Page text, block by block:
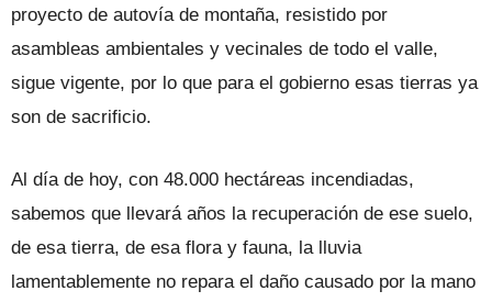
proyecto de autovía de montaña, resistido por
asambleas ambientales y vecinales de todo el valle,
sigue vigente, por lo que para el gobierno esas tierras ya
son de sacrificio.
Al día de hoy, con 48.000 hectáreas incendiadas,
sabemos que llevará años la recuperación de ese suelo,
de esa tierra, de esa flora y fauna, la lluvia
lamentablemente no repara el daño causado por la mano